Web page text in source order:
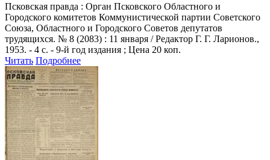
Псковская правда : Орган Псковского Областного и
Городского комитетов Коммунистической партии Советского
Союза, Областного и Городского Советов депутатов
трудящихся. № 8 (2083) : 11 января / Редактор Г. Г. Ларионов.,
1953. - 4 с. - 9-й год издания ; Цена 20 коп.
Читать Подробнее